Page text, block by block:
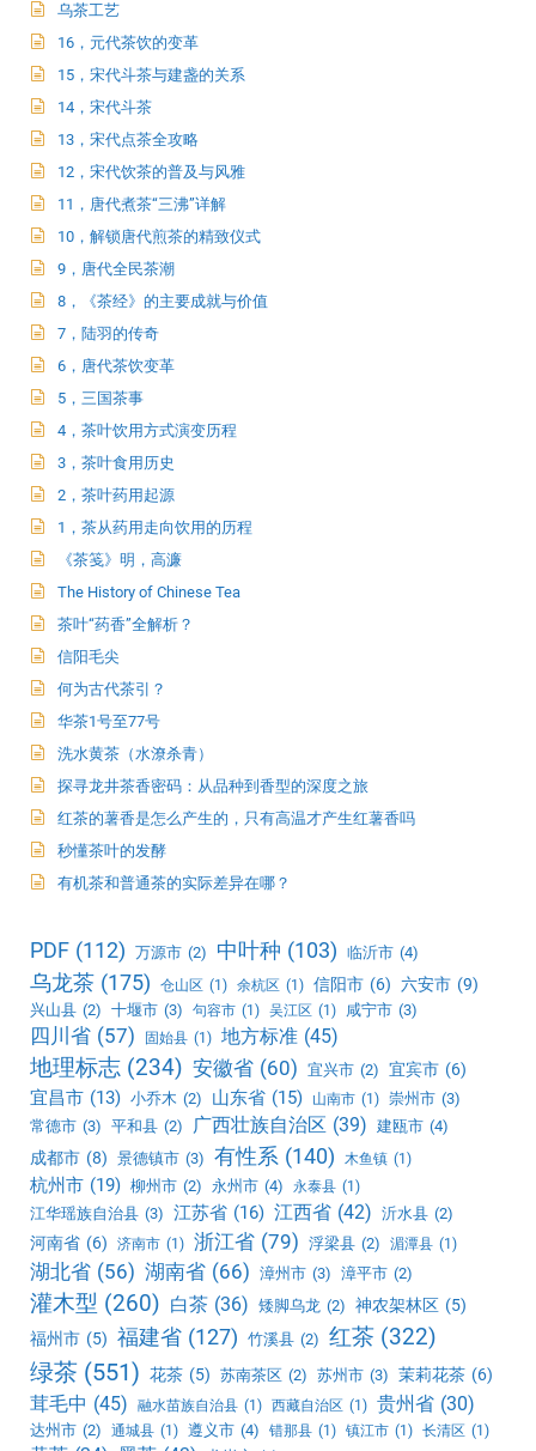
乌茶工艺
16，元代茶饮的变革
15，宋代斗茶与建盏的关系
14，宋代斗茶
13，宋代点茶全攻略
12，宋代饮茶的普及与风雅
11，唐代煮茶“三沸”详解
10，解锁唐代煎茶的精致仪式
9，唐代全民茶潮
8，《茶经》的主要成就与价值
7，陆羽的传奇
6，唐代茶饮变革
5，三国茶事
4，茶叶饮用方式演变历程
3，茶叶食用历史
2，茶叶药用起源
1，茶从药用走向饮用的历程
《茶笺》明，高濂
The History of Chinese Tea
茶叶“药香”全解析？
信阳毛尖
何为古代茶引？
华茶1号至77号
洗水黄茶（水潦杀青）
探寻龙井茶香密码：从品种到香型的深度之旅
红茶的薯香是怎么产生的，只有高温才产生红薯香吗
秒懂茶叶的发酵
有机茶和普通茶的实际差异在哪？
PDF (112) 万源市 (2) 中叶种 (103) 临沂市 (4)
乌龙茶 (175) 仓山区 (1) 余杭区 (1) 信阳市 (6) 六安市 (9)
兴山县 (2) 十堰市 (3) 句容市 (1) 吴江区 (1) 咸宁市 (3)
四川省 (57) 固始县 (1) 地方标准 (45)
地理标志 (234) 安徽省 (60) 宜兴市 (2) 宜宾市 (6)
宜昌市 (13) 小乔木 (2) 山东省 (15) 山南市 (1) 崇州市 (3)
常德市 (3) 平和县 (2) 广西壮族自治区 (39) 建瓯市 (4)
成都市 (8) 景德镇市 (3) 有性系 (140) 木鱼镇 (1)
杭州市 (19) 柳州市 (2) 永州市 (4) 永泰县 (1)
江华瑶族自治县 (3) 江苏省 (16) 江西省 (42) 沂水县 (2)
河南省 (6) 济南市 (1) 浙江省 (79) 浮梁县 (2) 湄潭县 (1)
湖北省 (56) 湖南省 (66) 漳州市 (3) 漳平市 (2)
灌木型 (260) 白茶 (36) 矮脚乌龙 (2) 神农架林区 (5)
福州市 (5) 福建省 (127) 竹溪县 (2) 红茶 (322)
绿茶 (551) 花茶 (5) 苏南茶区 (2) 苏州市 (3) 茉莉花茶 (6)
茸毛中 (45) 融水苗族自治县 (1) 西藏自治区 (1) 贵州省 (30)
达州市 (2) 通城县 (1) 遵义市 (4) 错那县 (1) 镇江市 (1) 长清区 (1)